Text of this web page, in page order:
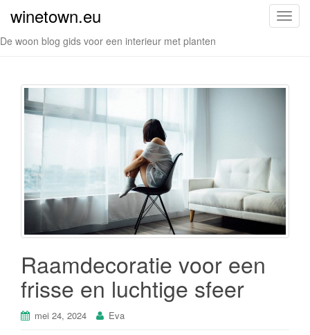
S
k
i
g
a
t
i
winetown.eu
De woon blog gids voor een interieur met planten
Raamdecoratie voor een
frisse en luchtige sfeer
mei 24, 2024 Eva